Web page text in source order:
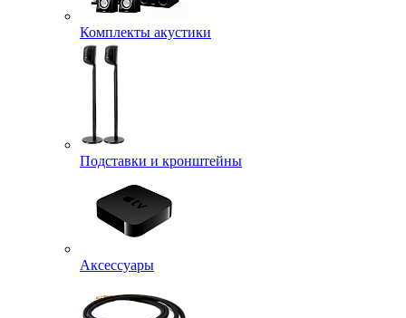
Комплекты акустики
Подставки и кронштейны
Аксессуары